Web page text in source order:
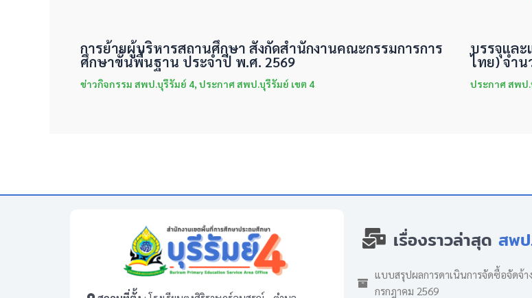
การย้ายผู้บริหารสถานศึกษา สังกัดสำนักงานคณะกรรมการการ
ศึกษาขั้นพื้นฐาน ประจำปี พ.ศ. 2569
ข่าวกิจกรรม สพป.บุรีรัมย์ 4, ประกาศ สพป.บุรีรัมย์ เขต 4
บรรจุและ
ไทย) จำน
ประกาศ สพป.
เรื่องราวล่าสุด สพ
แบบสรุปผลการดาเนินการจัดซื้อจัดจ้า
กรกฎาคม 2569